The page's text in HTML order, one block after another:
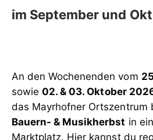
im September und
An den Wochenenden vom
sowie02. & 03. Oktober
das Mayrhofner Ortszentrum
Bauern- & Musikherbst in
Marktplatz. Hier kannst du